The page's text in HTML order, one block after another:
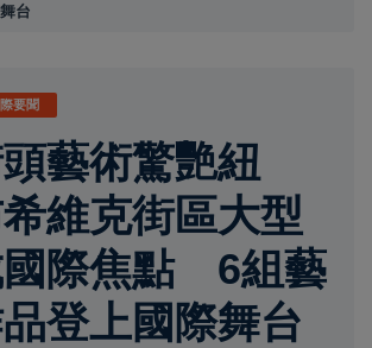
台
要聞
藝術驚艷紐
維克街區大型
國際焦點 6組藝
登上國際舞台